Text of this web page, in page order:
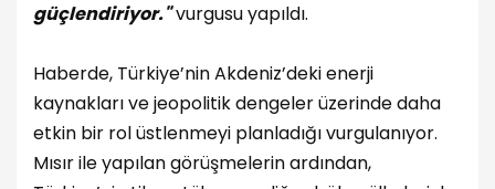
güçlendiriyor."vurgusu yapıldı.
Haberde, Türkiye’nin Akdeniz’deki enerji
kaynakları ve jeopolitik dengeler üzerinde daha
etkin bir rol üstlenmeyi planladığı vurgulanıyor.
Mısır ile yapılan görüşmelerin ardından,